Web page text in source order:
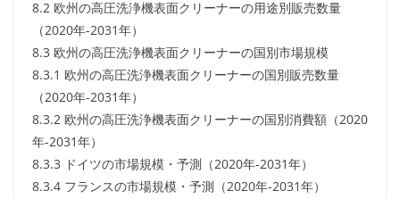
8.2 欧州の高圧洗浄機表面クリーナーの用途別販売数量
（2020年-2031年）
8.3 欧州の高圧洗浄機表面クリーナーの国別市場規模
8.3.1 欧州の高圧洗浄機表面クリーナーの国別販売数量
（2020年-2031年）
8.3.2 欧州の高圧洗浄機表面クリーナーの国別消費額（2020
年-2031年）
8.3.3 ドイツの市場規模・予測（2020年-2031年）
8.3.4 フランスの市場規模・予測（2020年-2031年）